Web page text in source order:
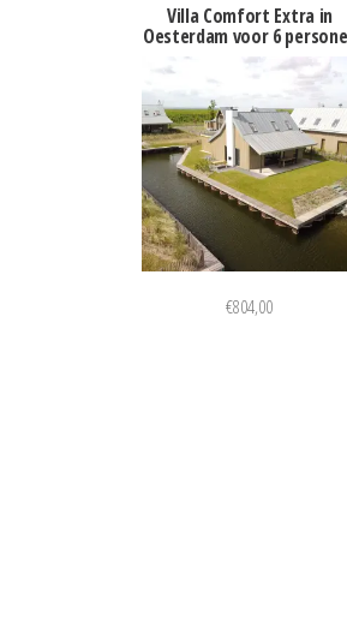
Villa Comfort Extra in
Oesterdam voor 6
€804,00